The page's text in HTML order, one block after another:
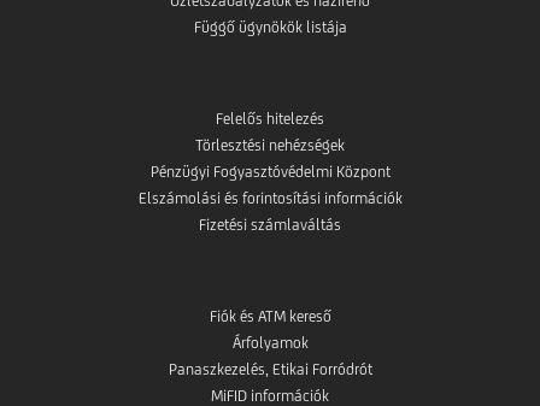
Függő ügynökök listája
Felelős hitelezés
Törlesztési nehézségek
Pénzügyi Fogyasztóvédelmi Központ
Elszámolási és forintosítási információk
Fizetési számlaváltás
Fiók és ATM kereső
Árfolyamok
Panaszkezelés, Etikai Forródrót
MiFID információk